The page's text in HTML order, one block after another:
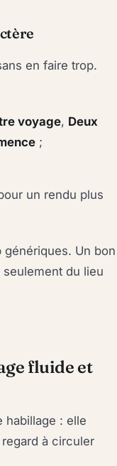
en faire trop.
voyage, Deux
;
un rendu plus
Un bon
du lieu
fluide et
habillage : elle
à circuler